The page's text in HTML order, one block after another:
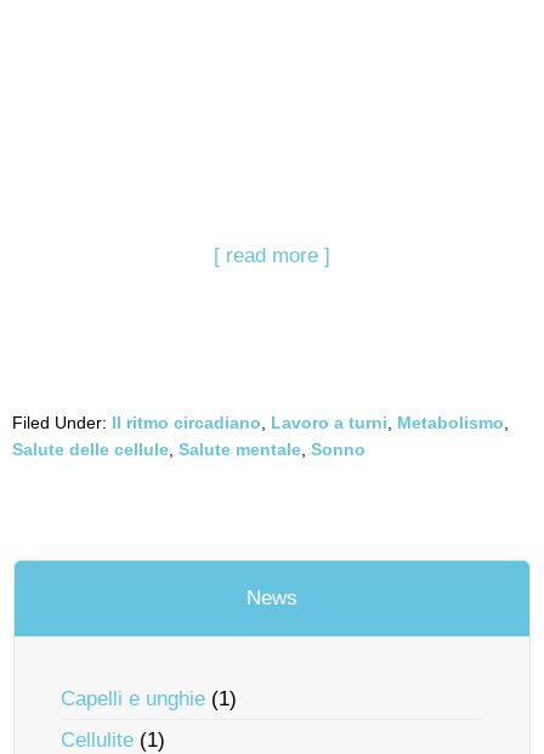
[ read more ]
Filed Under: Il ritmo circadiano Lavoro a turni Metabolismo
Salute delle cellule Salute mentale Sonno
News
Capelli e unghie (1)
Cellulite (1)